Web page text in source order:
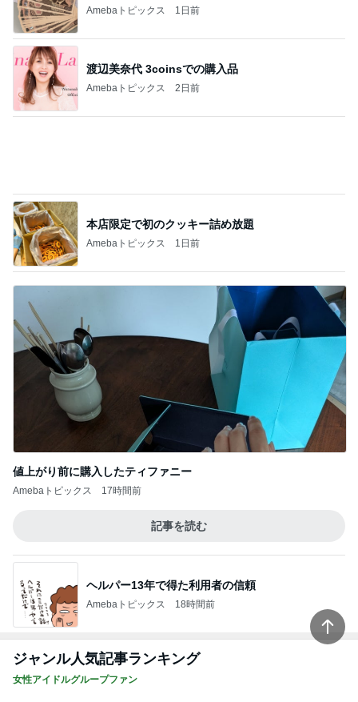
Amebaトピックス 1日前
渡辺美奈代 3coinsでの購入品
Amebaトピックス 2日前
本店限定で初のクッキー詰め放題
Amebaトピックス 1日前
値上がり前に購入したティファニー
Amebaトピックス 17時間前
記事を読む
ヘルパー13年で得た利用者の信頼
Amebaトピックス 18時間前
ジャンル人気記事ランキング
女性アイドルグループファン